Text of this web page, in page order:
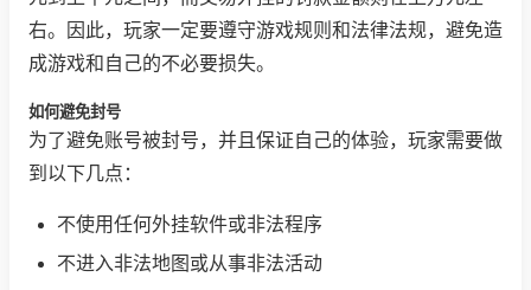
右。因此，玩家一定要遵守游戏规则和法律法规，避免造
成游戏和自己的不必要损失。
如何避免封号
为了避免账号被封号，并且保证自己的体验，玩家需要做
到以下几点：
不使用任何外挂软件或非法程序
不进入非法地图或从事非法活动